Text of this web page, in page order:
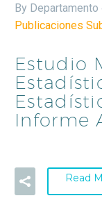
By
Publicaciones
Estudio
Informe
Read